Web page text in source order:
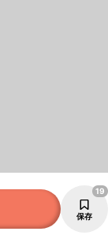
保存
19